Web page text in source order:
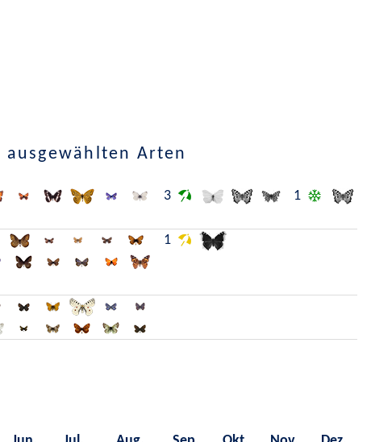
ausgewählten Arten
3 1
1